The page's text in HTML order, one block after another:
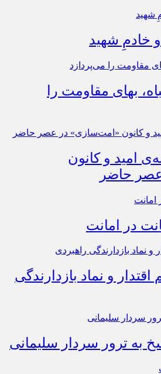
خادمِ شهید
بهای مقاومت را
امید و کانون
حاضر
در امانت
و نماد بازدارندگی
به ترور سردار سلیمانی